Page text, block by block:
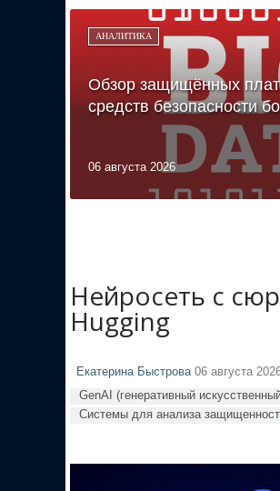
АНАЛИТИКА
Обзор защищённых
средств безопасности
06 августа 2026
Нейросеть с
Hugging
Екатерина Быстрова 06 августа
GenAI (генеративный
Системы для анализа